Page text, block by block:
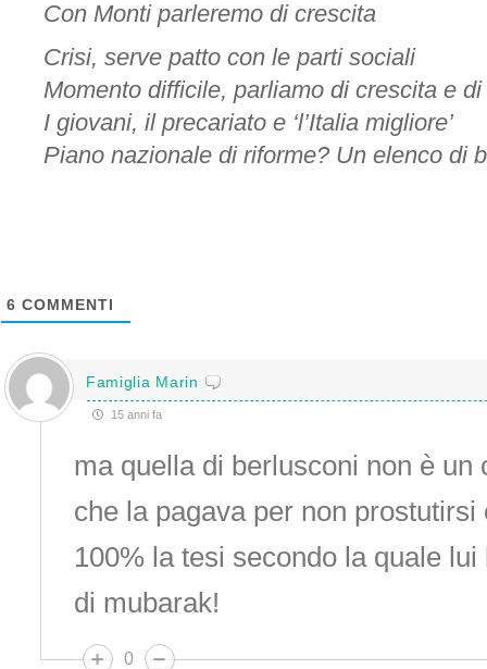
Con Monti parleremo di crescita
Crisi, serve patto con le parti sociali
Momento difficile, parliamo di crescita e
I giovani, il precariato e ‘l’Italia migliore’
Piano nazionale di riforme? Un elenco di
6 COMMENTI
Famiglia Marin
15 anni fa
ma quella di berlusconi non è un
che la pagava per non prostutirsi
100% la tesi secondo la quale
di mubarak!
0